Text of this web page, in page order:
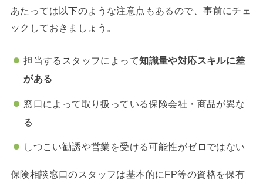
あたっては以下のような注意点もあるので、事前にチェ
ックしておきましょう。
担当するスタッフによって知識量や対応スキルに差
がある
窓口によって取り扱っている保険会社・商品が異な
る
しつこい勧誘や営業を受ける可能性がゼロではない
保険相談窓口のスタッフは基本的にFP等の資格を保有